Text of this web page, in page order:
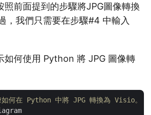
照前面提到的步驟將JPG圖像轉換
，我們只需要在步驟#4 中輸入
如何使用 Python 將 JPG 圖像轉
如何在 Python 中將 JPG 轉換為 Visio。